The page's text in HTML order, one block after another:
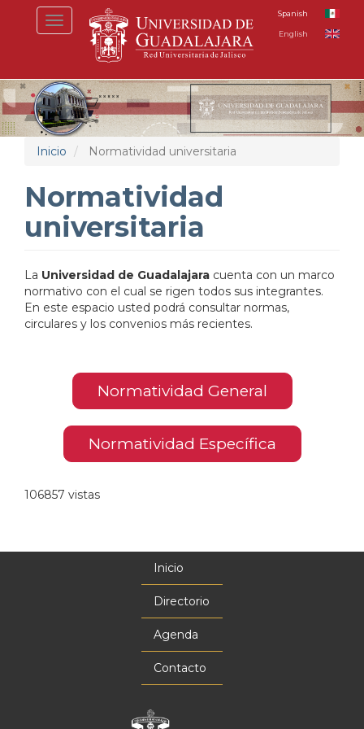
Toggle
navigation
Spanish
English
Inicio Normatividad universitaria
Normatividad
universitaria
La Universidad de Guadalajara cuenta con un marco
normativo con el cual se rigen todos sus integrantes.
En este espacio usted podrá consultar normas,
circulares y los convenios más recientes.
Normatividad General
Normatividad Específica
106857 vistas
Inicio
Directorio
Agenda
Contacto